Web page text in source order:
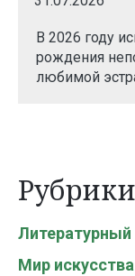
В 2026 году
рождения
любимой
Мир искусства